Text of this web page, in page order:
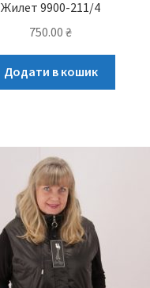
Жилет 9900-211/4
750.00 ₴
Додати в кошик